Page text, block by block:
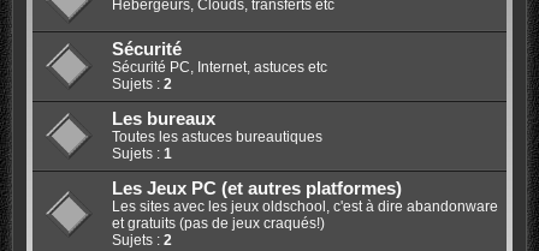
Hébergeurs, Clouds, transferts etc
Sécurité
Sécurité PC, Internet, astuces etc
Sujets : 2
Les bureaux
Toutes les astuces bureautiques
Sujets : 1
Les Jeux PC (et autres platformes)
Les sites avec les jeux oldschool, c'est à dire abandonware
et gratuits (pas de jeux craqués!)
Sujets : 2